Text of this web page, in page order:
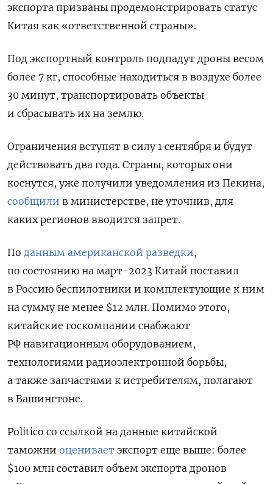
экспорта призваны продемонстрировать статус
Китая как «ответственной страны».
Под экспортный контроль подпадут дроны весом
более 7 кг, способные находиться в воздухе более
30 минут, транспортировать объекты
и сбрасывать их на землю.
Ограничения вступят в силу 1 сентября и будут
действовать два года. Страны, которых они
коснутся, уже получили уведомления из Пекина,
сообщили в министерстве, не уточнив, для
каких регионов вводится запрет.
По данным американской разведки,
по состоянию на март-2023 Китай поставил
в Россию беспилотники и комплектующие к ним
на сумму не менее $12 млн. Помимо этого,
китайские госкомпании снабжают
РФ навигационным оборудованием,
технологиями радиоэлектронной борьбы,
а также запчастями к истребителям, полагают
в Вашингтоне.
Politico со ссылкой на данные китайской
таможни оценивает экспорт еще выше: более
$100 млн составил объем экспорта дронов